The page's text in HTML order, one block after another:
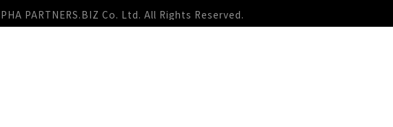
PARTNERS.BIZ Co. Ltd. All Rights Reserved.